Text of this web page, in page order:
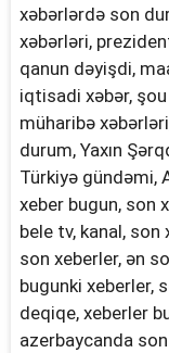
xəbərlərdə son
xəbərləri,
qanun dəyişdi,
iqtisadi xəbər,
müharibə
durum, Yaxın
Türkiyə gündəmi,
xeber bugun, son
bele tv, kanal, son
son xeberler, ən
bugunki xeberler,
deqiqe, xeberler
azerbaycanda